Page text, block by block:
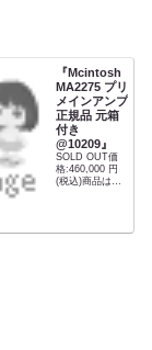
『Mcintosh
MA2275 プリ
メインアンプ
正規品 元箱
付き
@10209』
SOLD OUT価
格:460,000 円
(税込)商品は本